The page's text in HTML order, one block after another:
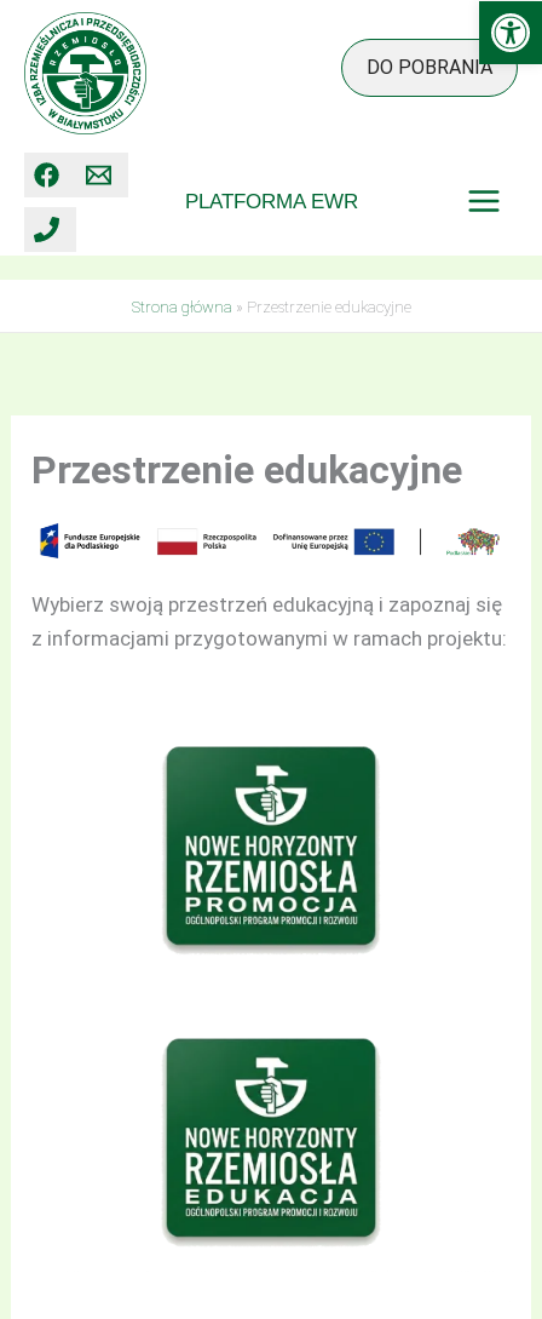
Przejdź
treści
DO POBRANIA
PLATFORMA EWR
Strona główna » Przestrzenie edukacyjne
Przestrzenie edukacyjne
Wybierz swoją przestrzeń edukacyjną i zapoznaj się
z informacjami przygotowanymi w ramach projektu: